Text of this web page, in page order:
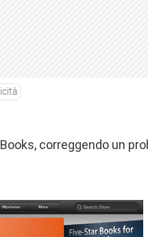
correggendo un